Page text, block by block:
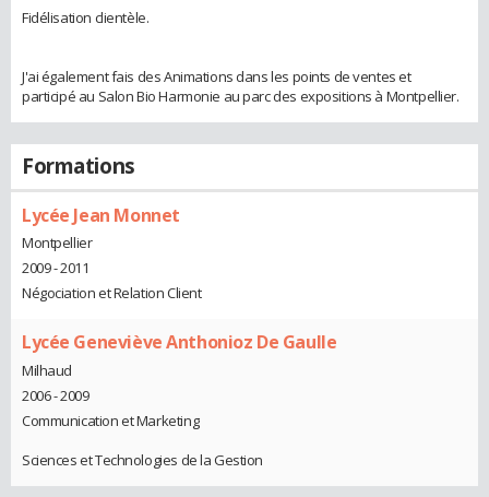
Fidélisation clientèle.
J'ai également fais des Animations dans les points de ventes et
participé au Salon Bio Harmonie au parc des expositions à Montpellier.
Formations
Lycée Jean Monnet
Montpellier
2009 - 2011
Négociation et Relation Client
Lycée Geneviève Anthonioz De Gaulle
Milhaud
2006 - 2009
Communication et Marketing
Sciences et Technologies de la Gestion